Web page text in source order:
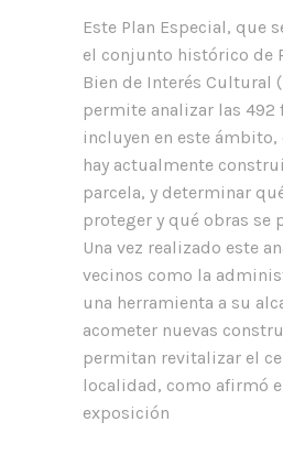
Este Plan Especial, que
el conjunto histórico de
Bien de Interés Cultural
permite analizar las 492
incluyen en este
hay actualmente
parcela, y determinar
proteger y qué obras se
Una vez realizado este
vecinos como la
una herramienta a su
acometer nuevas
permitan revitalizar el
localidad, como afirmó
exposición